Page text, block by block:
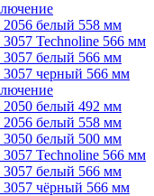
белый 558 мм
Technoline 566 мм
белый 566 мм
черный 566 мм
белый 492 мм
белый 558 мм
белый 500 мм
Technoline 566 мм
белый 566 мм
чёрный 566 мм